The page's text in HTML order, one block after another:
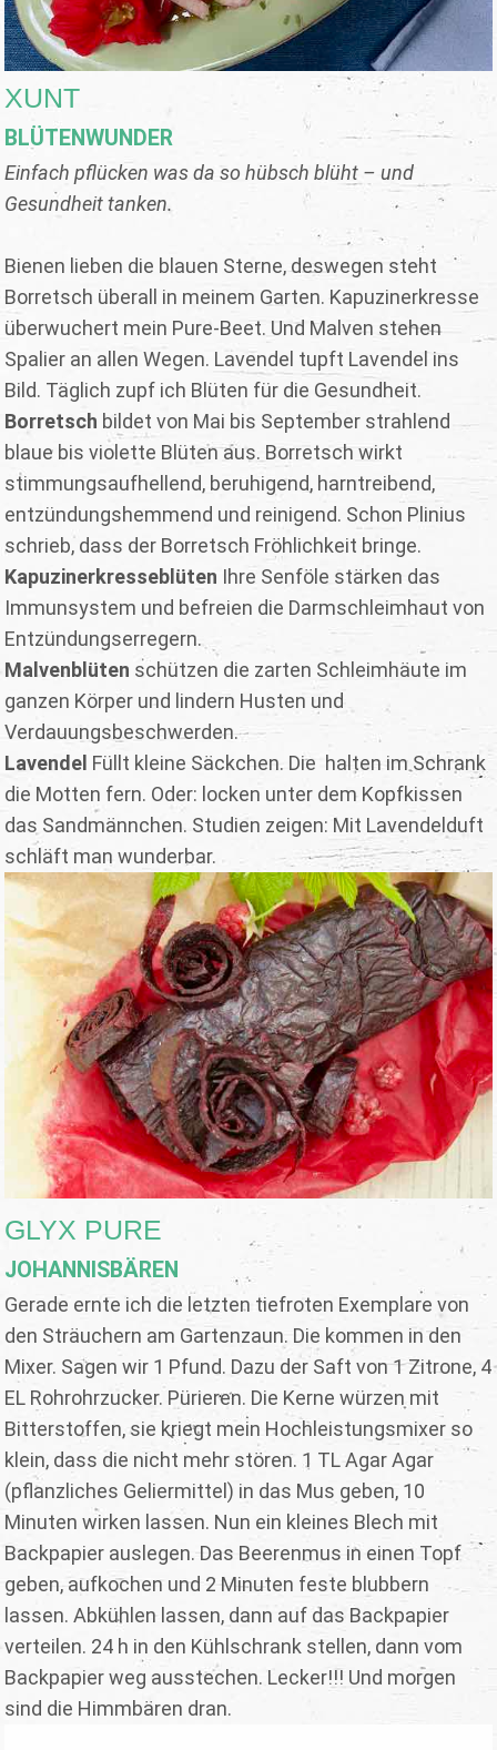
XUNT
BLÜTENWUNDER
Einfach pflücken was da so hübsch blüht – und
Gesundheit tanken.
Bienen lieben die blauen Sterne, deswegen steht
Borretsch überall in meinem Garten. Kapuzinerkresse
überwuchert mein Pure-Beet. Und Malven stehen
Spalier an allen Wegen. Lavendel tupft Lavendel ins
Bild. Täglich zupf ich Blüten für die Gesundheit.
Borretsch bildet von Mai bis September strahlend
blaue bis violette Blüten aus. Borretsch wirkt
stimmungsaufhellend, beruhigend, harntreibend,
entzündungshemmend und reinigend. Schon Plinius
schrieb, dass der Borretsch Fröhlichkeit bringe.
Kapuzinerkresseblüten Ihre Senföle stärken das
Immunsystem und befreien die Darmschleimhaut von
Entzündungserregern.
Malvenblüten schützen die zarten Schleimhäute im
ganzen Körper und lindern Husten und
Verdauungsbeschwerden.
Lavendel Füllt kleine Säckchen. Die halten im Schrank
die Motten fern. Oder: locken unter dem Kopfkissen
das Sandmännchen. Studien zeigen: Mit Lavendelduft
schläft man wunderbar.
GLYX PURE
JOHANNISBÄREN
Gerade ernte ich die letzten tiefroten Exemplare von
den Sträuchern am Gartenzaun. Die kommen in den
Mixer. Sagen wir 1 Pfund. Dazu der Saft von 1 Zitrone, 4
EL Rohrohrzucker. Pürieren. Die Kerne würzen mit
Bitterstoffen, sie kriegt mein Hochleistungsmixer so
klein, dass die nicht mehr stören. 1 TL Agar Agar
(pflanzliches Geliermittel) in das Mus geben, 10
Minuten wirken lassen. Nun ein kleines Blech mit
Backpapier auslegen. Das Beerenmus in einen Topf
geben, aufkochen und 2 Minuten feste blubbern
lassen. Abkühlen lassen, dann auf das Backpapier
verteilen. 24 h in den Kühlschrank stellen, dann vom
Backpapier weg ausstechen. Lecker!!! Und morgen
sind die Himmbären dran.